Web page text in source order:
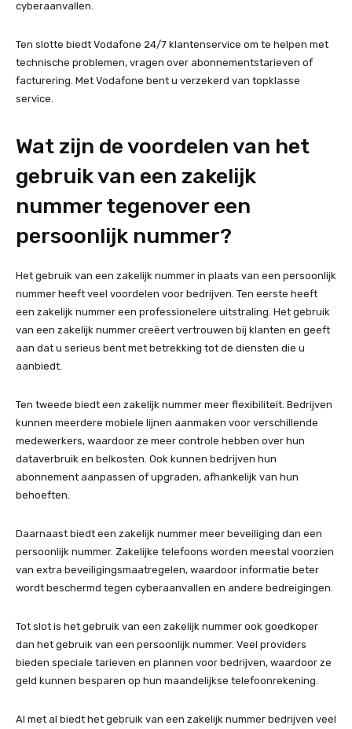
cyberaanvallen.
Ten slotte biedt Vodafone 24/7 klantenservice om te helpen met
technische problemen, vragen over abonnementstarieven of
facturering. Met Vodafone bent u verzekerd van topklasse
service.
Wat zijn de voordelen van het
gebruik van een zakelijk
nummer tegenover een
persoonlijk nummer?
Het gebruik van een zakelijk nummer in plaats van een persoonlijk
nummer heeft veel voordelen voor bedrijven. Ten eerste heeft
een zakelijk nummer een professionelere uitstraling. Het gebruik
van een zakelijk nummer creëert vertrouwen bij klanten en geeft
aan dat u serieus bent met betrekking tot de diensten die u
aanbiedt.
Ten tweede biedt een zakelijk nummer meer flexibiliteit. Bedrijven
kunnen meerdere mobiele lijnen aanmaken voor verschillende
medewerkers, waardoor ze meer controle hebben over hun
dataverbruik en belkosten. Ook kunnen bedrijven hun
abonnement aanpassen of upgraden, afhankelijk van hun
behoeften.
Daarnaast biedt een zakelijk nummer meer beveiliging dan een
persoonlijk nummer. Zakelijke telefoons worden meestal voorzien
van extra beveiligingsmaatregelen, waardoor informatie beter
wordt beschermd tegen cyberaanvallen en andere bedreigingen.
Tot slot is het gebruik van een zakelijk nummer ook goedkoper
dan het gebruik van een persoonlijk nummer. Veel providers
bieden speciale tarieven en plannen voor bedrijven, waardoor ze
geld kunnen besparen op hun maandelijkse telefoonrekening.
Al met al biedt het gebruik van een zakelijk nummer bedrijven veel